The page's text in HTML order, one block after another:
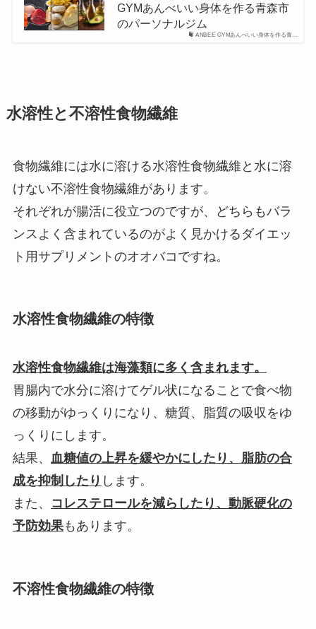
ANBEE GYMあんべいい身体を作る青…
GYMあんべいい身体を作る青森市
のパーソナルジム
水溶性と不溶性食物繊維
食物繊維には水に溶ける水溶性食物繊維と水に溶
けない不溶性食物繊維があります。
それぞれが腸活に役立つのですが、どちらもバラ
ンスよく含まれているのがよく見かけるダイエッ
ト用サプリメントのオオバコですね。
水溶性食物繊維の特徴
水溶性食物繊維は海藻類に多く含まれます。
胃腸内で水分に溶けてゲル状になることで食べ物
の移動がゆっくりになり、糖質、脂質の吸収をゆ
っくりにします。
結果、 血糖値の上昇を緩やかにしたり、脂肪の合
成を抑制したり します。
また、
コレステロールを減らしたり、動脈硬化の
予防効果もあります。
不溶性食物繊維の特徴